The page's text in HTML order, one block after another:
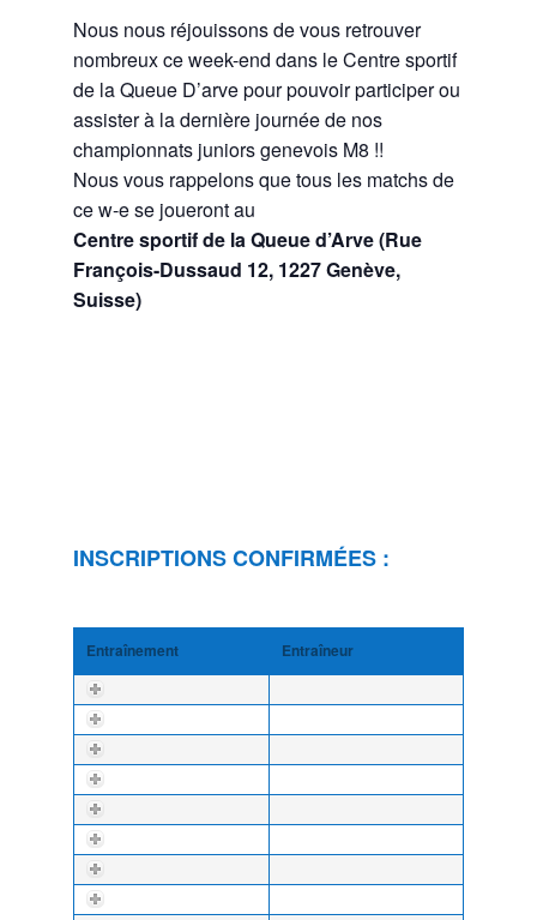
Nous nous réjouissons de vous retrouver
nombreux ce week-end dans le Centre sportif
de la Queue D’arve pour pouvoir participer ou
assister à la dernière journée de nos
championnats juniors genevois M8 !!
Nous vous rappelons que tous les matchs de
ce w-e se joueront au
Centre sportif de la Queue d’Arve (Rue
François-Dussaud 12, 1227 Genève,
Suisse)
INSCRIPTIONS CONFIRMÉES :
Entraînement Entraîneur